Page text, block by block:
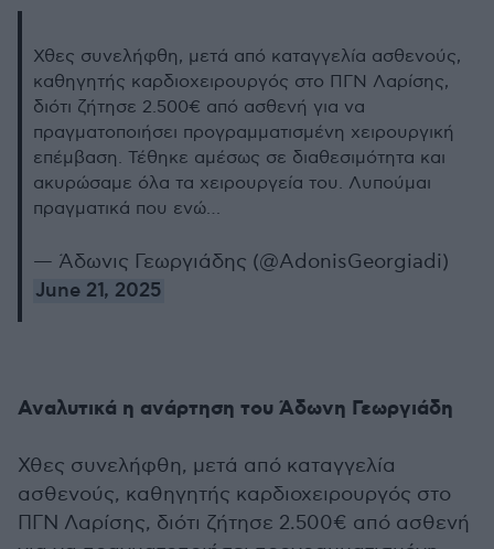
Χθες συνελήφθη, μετά από καταγγελία ασθενούς,
καθηγητής καρδιοχειρουργός στο ΠΓΝ Λαρίσης,
διότι ζήτησε 2.500€ από ασθενή για να
πραγματοποιήσει προγραμματισμένη χειρουργική
επέμβαση. Τέθηκε αμέσως σε διαθεσιμότητα και
ακυρώσαμε όλα τα χειρουργεία του. Λυπούμαι
πραγματικά που ενώ…
— Άδωνις Γεωργιάδης (@AdonisGeorgiadi)
June 21, 2025
Αναλυτικά η ανάρτηση του Άδωνη Γεωργιάδη
Χθες συνελήφθη, μετά από καταγγελία
ασθενούς, καθηγητής καρδιοχειρουργός στο
ΠΓΝ Λαρίσης, διότι ζήτησε 2.500€ από ασθενή